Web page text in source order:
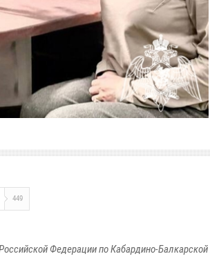
449
Федерации по Кабардино-Балкарской